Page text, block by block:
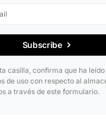
Subscribe
casilla, confirma que ha
de uso con respecto al
a través de este formulario.